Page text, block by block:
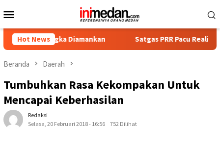
ke
Mobile
Hot News
Diamankan Satgas PRR Pacu Realisasi
Beranda Daerah
Tumbuhkan Rasa Kekompakan Untuk
Mencapai Keberhasilan
Redaksi
Selasa, 20 Februari 2018 - 16:56
752 Dilihat